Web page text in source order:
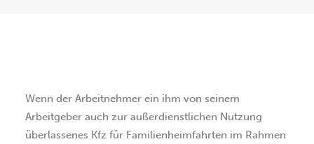
Wenn der Arbeitnehmer ein ihm von seinem
Arbeitgeber auch zur außerdienstlichen Nutzung
überlassenes Kfz für Familienheimfahrten im Rahmen